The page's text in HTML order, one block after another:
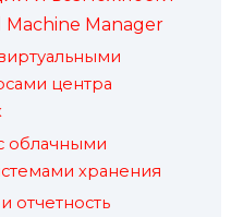
Manager
центра
облачными
хранения
отчетность